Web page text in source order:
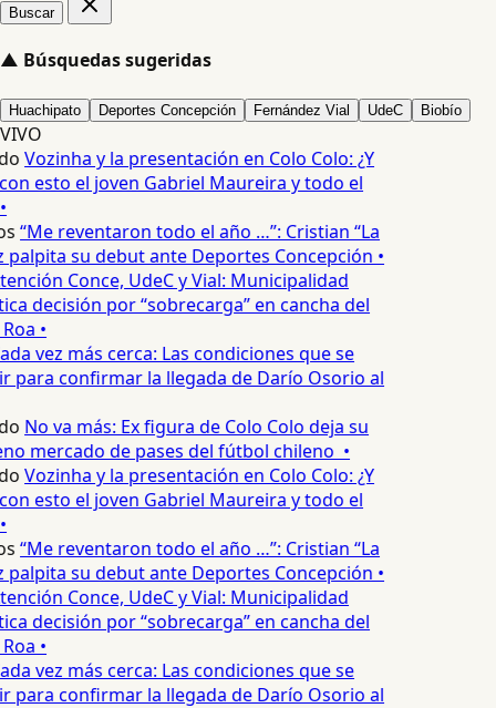
Buscar
▲ Búsquedas sugeridas
Huachipato Deportes Concepción Fernández Vial UdeC Biobío
VIVO
Vozinha y la presentación en Colo Colo: ¿Y
esto el joven Gabriel Maureira y todo el
“Me reventaron todo el año …”: Cristian “La
palpita su debut ante Deportes Concepción •
Conce, UdeC y Vial: Municipalidad
decisión por “sobrecarga” en cancha del
•
vez más cerca: Las condiciones que se
para confirmar la llegada de Darío Osorio al
No va más: Ex figura de Colo Colo deja su
mercado de pases del fútbol chileno •
Vozinha y la presentación en Colo Colo: ¿Y
esto el joven Gabriel Maureira y todo el
“Me reventaron todo el año …”: Cristian “La
palpita su debut ante Deportes Concepción •
Conce, UdeC y Vial: Municipalidad
decisión por “sobrecarga” en cancha del
•
vez más cerca: Las condiciones que se
para confirmar la llegada de Darío Osorio al